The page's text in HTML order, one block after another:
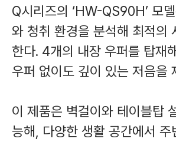
Q시리즈의 ‘HW-QS90H’ 모
와 청취 환경을 분석해 최적의
한다. 4개의 내장 우퍼를 탑재
우퍼 없이도 깊이 있는 저음을
이 제품은 벽걸이와 테이블탑
능해, 다양한 생활 공간에서 주